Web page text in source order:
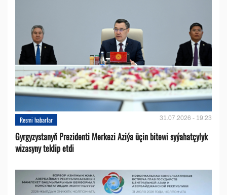
Resmi habarlar 31.07.2026 - 19:23
Gyrgyzystanyň Prezidenti Merkezi Aziýa üçin bitewi syýahatçylyk
wizasyny teklip etdi